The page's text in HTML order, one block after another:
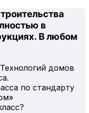
в
В любом
домов
по стандарту